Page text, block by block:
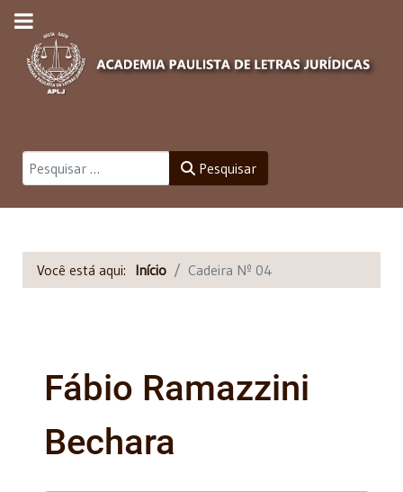
Pesquisar Pesquisar
Você está aqui: Início Cadeira Nº 04
Fábio Ramazzini
Bechara